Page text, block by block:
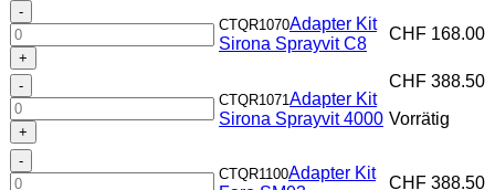
Adapter
Kit
Sirona
Sprayvit
CTQR1070Adapter Kit
Sirona Sprayvit C8
CHF 168.00
Adapter
Kit
Sirona
Sprayvit
CTQR1071Adapter Kit
Sirona Sprayvit 4000
CHF 388.50
Vorrätig
Adapter
Kit
CTQR1100Adapter Kit
CHF 388.50